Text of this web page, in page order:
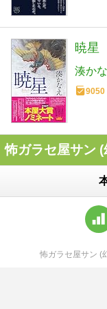
暁星
湊か
9050
怖ガラセ屋サン
怖ガラセ屋サン (